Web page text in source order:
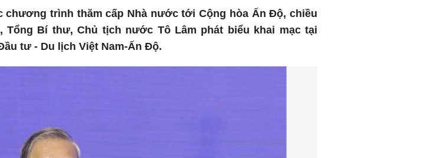
chương trình thăm cấp Nhà nước tới Cộng hòa Ấn Độ, chiều
Tổng Bí thư, Chủ tịch nước Tô Lâm phát biểu khai mạc tại
tư - Du lịch Việt Nam-Ấn Độ.